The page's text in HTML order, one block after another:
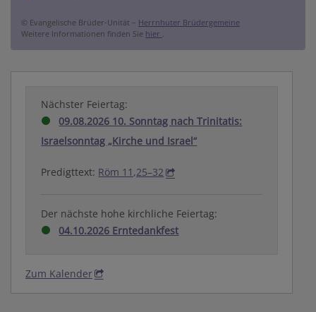
© Evangelische Brüder-Unität – Herrnhuter Brüdergemeine
Weitere Informationen finden Sie hier
Nächster Feiertag:
09.08.2026 10. Sonntag nach Trinitatis:
Israelsonntag „Kirche und Israel“
Predigttext: Röm 11,25–32
Der nächste hohe kirchliche Feiertag:
04.10.2026 Erntedankfest
Zum Kalender